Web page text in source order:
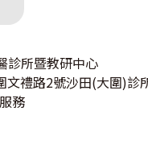
診所暨教研中心
文禮路2號沙田(大圍)診
務